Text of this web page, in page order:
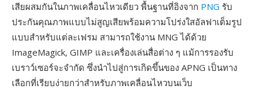
เสียผสมกันในภาพเคลื่อนไหวเดียว พื้นฐานที่อิงจาก PNG รับ
ประกันคุณภาพแบบไม่สูญเสียพร้อมความโปร่งใสอัลฟาเต็มรูป
แบบสำหรับแต่ละเฟรม สามารถใช้งาน MNG ได้ด้วย
ImageMagick, GIMP และเครื่องเล่นสื่อต่าง ๆ แม้การรองรับ
เบราว์เซอร์จะจำกัด ซึ่งนำไปสู่การเกิดขึ้นของ APNG เป็นทาง
เลือกที่เรียบง่ายกว่าสำหรับภาพเคลื่อนไหวบนเว็บ